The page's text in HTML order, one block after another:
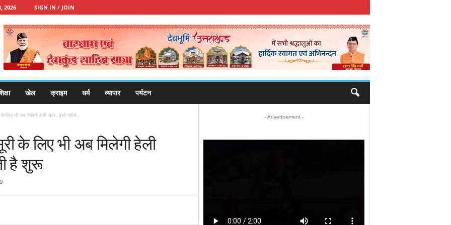
2026 SIGN IN / JOIN
खेल क्राइम धर्म व्यापार पर्यटन
लिए भी अब मिलेगी हेली सेवा…इसी महीने...
के लिए भी अब मिलेगी हेली
है शुरू
0
- Advertisement -